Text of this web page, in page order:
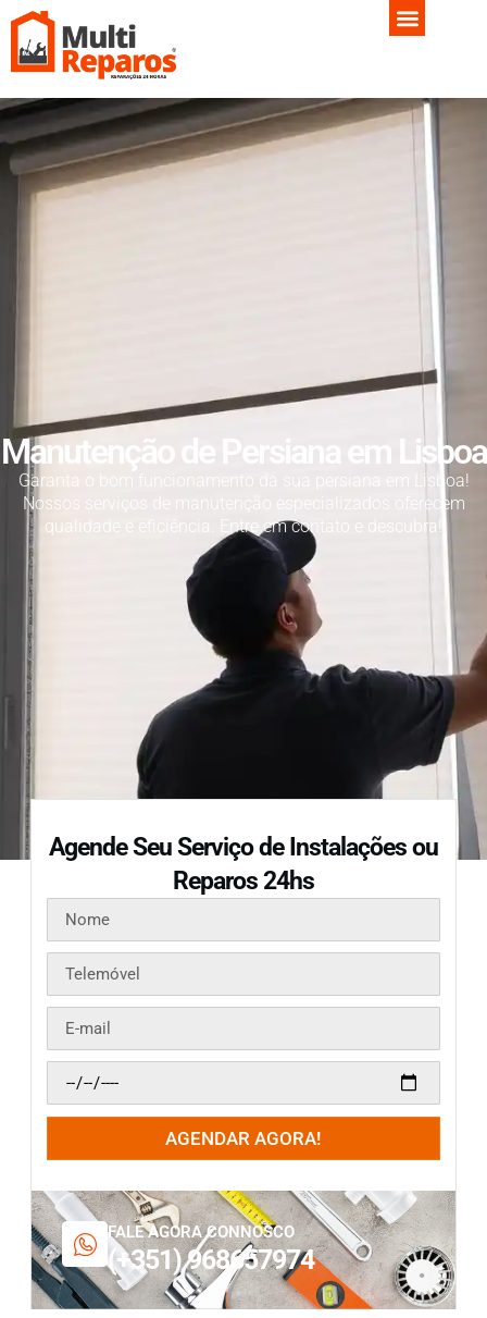
Manutenção de Persiana em Lisboa
Garanta o bom funcionamento da sua persiana em Lisboa!
Nossos serviços de manutenção especializados oferecem
qualidade e eficiência. Entre em contato e descubra!
Agende Seu Serviço de Instalações ou
Reparos 24hs
AGENDAR AGORA!
FALE AGORA CONNOSCO
(+351) 968657974